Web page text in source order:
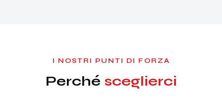
I NOSTRI PUNTI DI FORZA
Perché sceglierci